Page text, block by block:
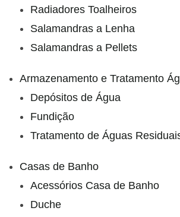
Radiadores Toalheiros
Salamandras a Lenha
Salamandras a Pellets
Armazenamento e Tratamento
Depósitos de Água
Fundição
Tratamento de Águas
Casas de Banho
Acessórios Casa de Banho
Duche